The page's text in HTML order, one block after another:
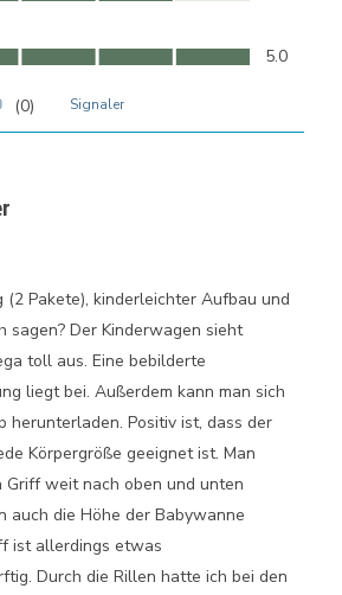
5.0
(0) Signaler
(2 Pakete), kinderleichter Aufbau und
sagen? Der Kinderwagen sieht
toll aus. Eine bebilderte
liegt bei. Außerdem kann man sich
herunterladen. Positiv ist, dass der
Körpergröße geeignet ist. Man
Griff weit nach oben und unten
auch die Höhe der Babywanne
ist allerdings etwas
Durch die Rillen hatte ich bei den